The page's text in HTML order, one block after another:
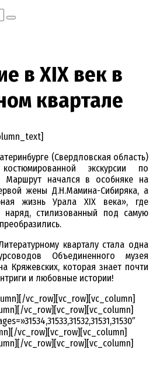
в XIX век в
квартале
(Свердловская область)
экскурсии по
Маршрут начался в особняке на
жены Д.Н.Мамина-Сибиряка, а
жизнь Урала XIX века», где
наряд, стилизованный под самую
кварталу стала одна
Объединенного музея
Кряжевских, которая знает почти
и любовные истории!
vc_row][vc_row][vc_column]
vc_row][vc_row][vc_column]
vc_row][vc_row][vc_column]
vc_row][vc_row][vc_column]